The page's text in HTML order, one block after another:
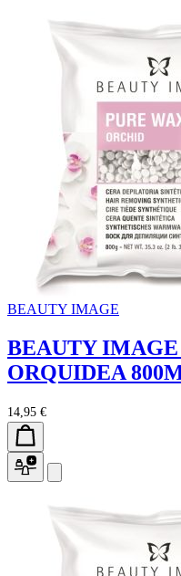
BEAUTY IMAGE
BEAUTY
ORQUIDEA
14,95 €